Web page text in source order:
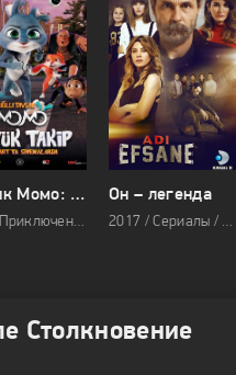
Кролик Момо: Большая погоня
2025 / Приключения / Семейные
Он – легенда
2017 / Сериалы / Драма
Столкновение